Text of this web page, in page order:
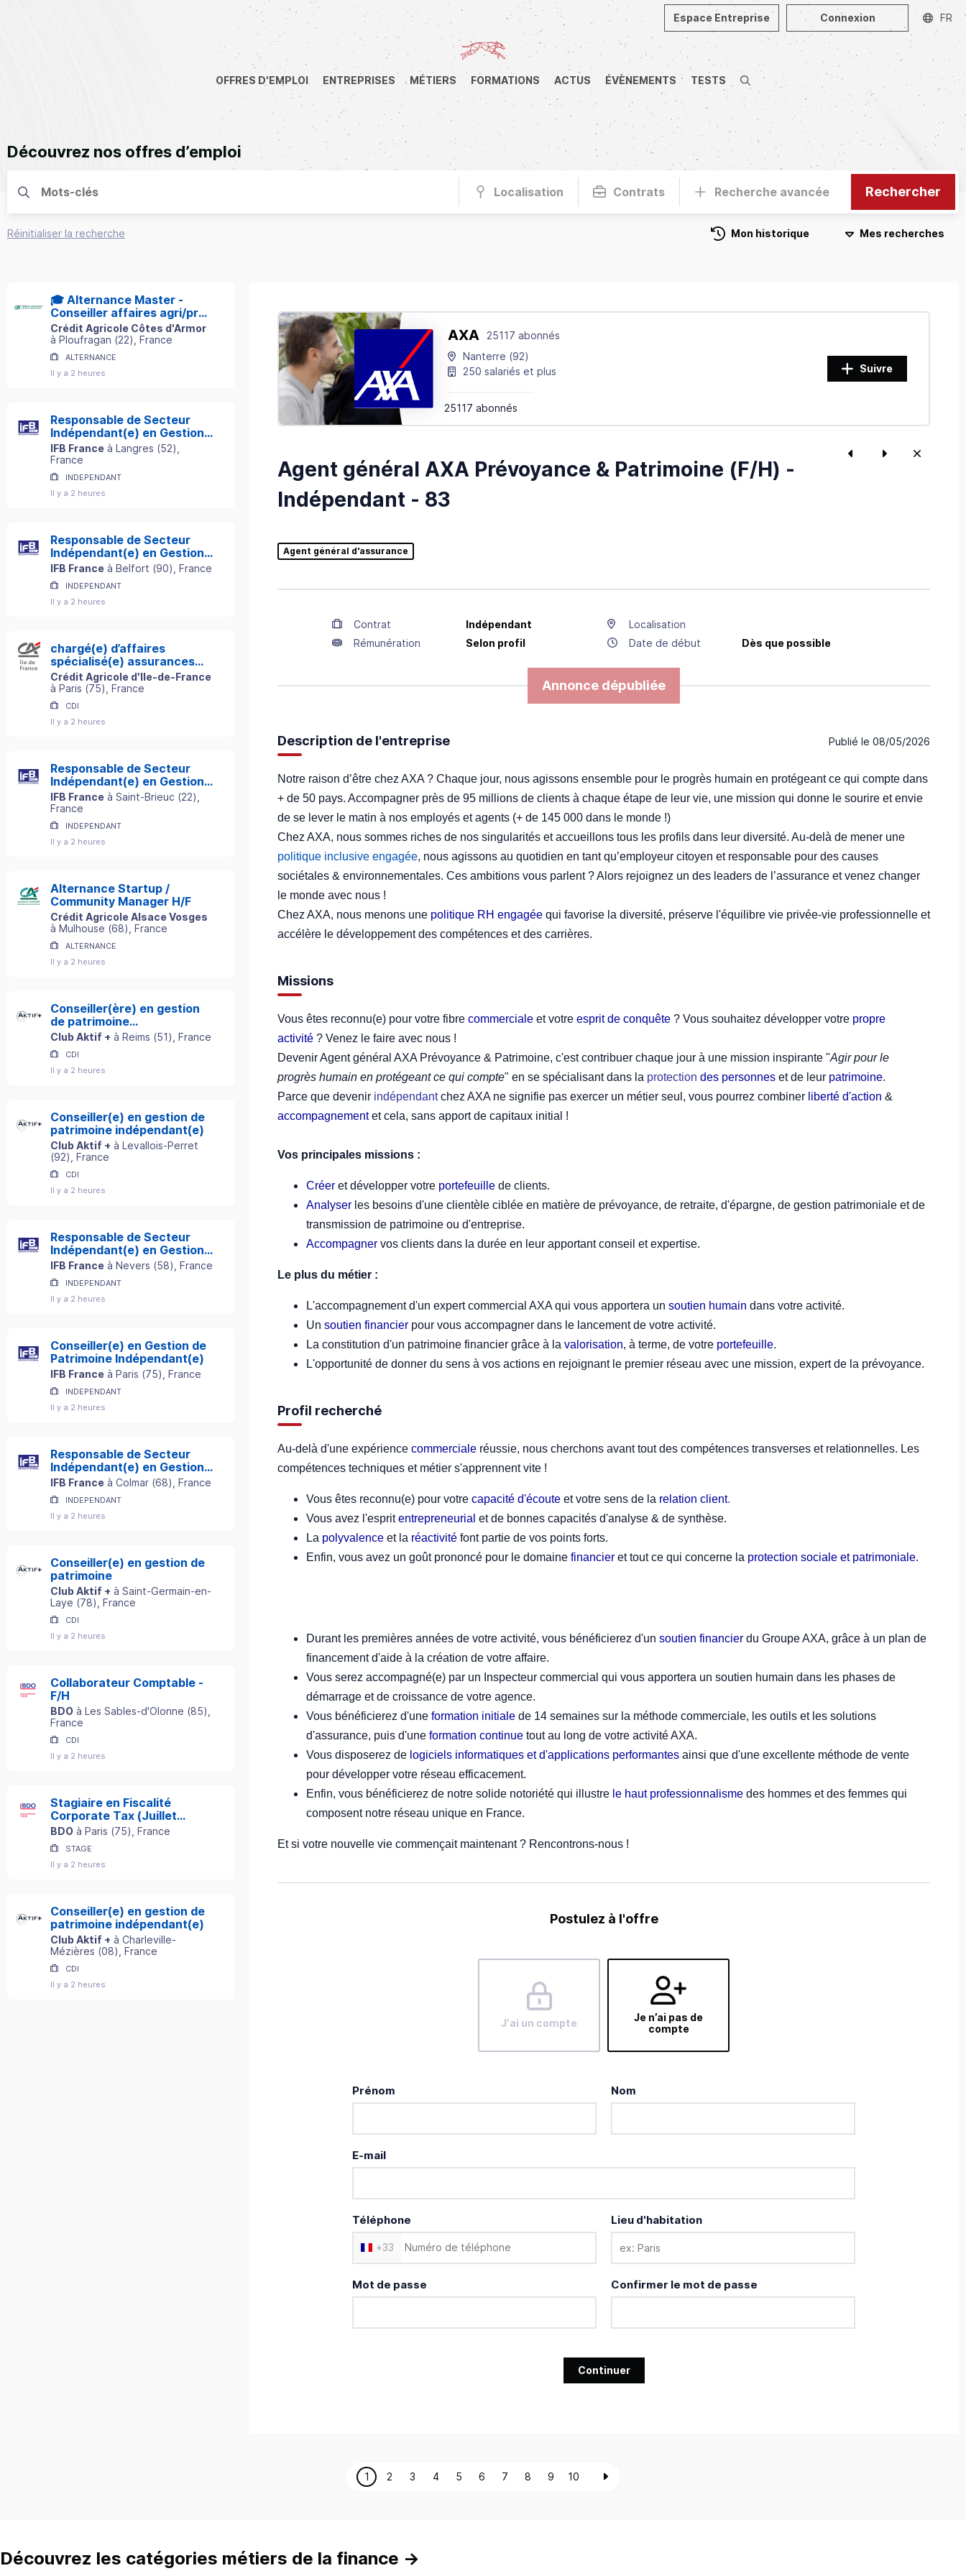
OFFRES D'EMPLOI ENTREPRISES MÉTIERS FORMATIONS ACTUS ÉVÈNEMENTS TESTS Recherche
Espace Entreprise Connexion FR
Découvrez nos offres d’emploi
Localisation Contrats Recherche avancée Rechercher
Réinitialiser la recherche Mon historique Mes recherches
🎓 Alternance Master -
Conseiller affaires agri/pro
H/F
Crédit Agricole Côtes d'Armor
à Ploufragan (22) , France
ALTERNANCE
Il y a 2 heures
Responsable de Secteur
Indépendant(e) en Gestion
de Patrimoine
IFB France à Langres (52)
France
INDEPENDANT
Il y a 2 heures
Responsable de Secteur
Indépendant(e) en Gestion
de Patrimoine
IFB France à Belfort (90) , France
INDEPENDANT
Il y a 2 heures
chargé(e) d’affaires
spécialisé(e) assurances
professionnelles h/f
Crédit Agricole d'Ile-de-France
à Paris (75) , France
CDI
Il y a 2 heures
Responsable de Secteur
Indépendant(e) en Gestion
de Patrimoine
IFB France à Saint-Brieuc (22)
France
INDEPENDANT
Il y a 2 heures
Alternance Startup /
Community Manager H/F
Crédit Agricole Alsace Vosges
à Mulhouse (68) , France
ALTERNANCE
Il y a 2 heures
Conseiller(ère) en gestion
de patrimoine
indépendant(e)
Club Aktif + à Reims (51) , France
CDI
Il y a 2 heures
Conseiller(e) en gestion de
patrimoine indépendant(e)
Club Aktif + à Levallois-Perret
(92) , France
CDI
Il y a 2 heures
Responsable de Secteur
Indépendant(e) en Gestion
de Patrimoine
IFB France à Nevers (58) , France
INDEPENDANT
Il y a 2 heures
Conseiller(e) en Gestion de
Patrimoine Indépendant(e)
IFB France à Paris (75) , France
INDEPENDANT
Il y a 2 heures
Responsable de Secteur
Indépendant(e) en Gestion
de Patrimoine
IFB France à Colmar (68) , France
INDEPENDANT
Il y a 2 heures
Conseiller(e) en gestion de
patrimoine
Club Aktif + à Saint-Germain-en-
Laye (78) , France
CDI
Il y a 2 heures
Collaborateur Comptable -
F/H
BDO à Les Sables-d'Olonne (85)
France
CDI
Il y a 2 heures
Stagiaire en Fiscalité
Corporate Tax (Juillet
2027) - F/H
BDO à Paris (75) , France
STAGE
Il y a 2 heures
Conseiller(e) en gestion de
patrimoine indépendant(e)
Club Aktif + à Charleville-
Mézières (08) , France
CDI
Il y a 2 heures
AXA
25117 abonnés
Nanterre (92)
250 salariés et plus
25117 abonnés
Suivre
Agent général AXA Prévoyance & Patrimoine (F/H) -
Indépendant - 83
Agent général d'assurance
Contrat Indépendant
Localisation
Rémunération
Selon profil Date de début Dès que possible
Annonce dépubliée
Publié le 08/05/2026
Description de l'entreprise
Notre raison d’être chez AXA ? Chaque jour, nous agissons ensemble pour le progrès humain en protégeant ce qui compte dans
+ de 50 pays. Accompagner près de 95 millions de clients à chaque étape de leur vie, une mission qui donne le sourire et envie
de se lever le matin à nos employés et agents (+ de 145 000 dans le monde !)
Chez AXA, nous sommes riches de nos singularités et accueillons tous les profils dans leur diversité. Au-delà de mener une
politique inclusive engagée, nous agissons au quotidien en tant qu’employeur citoyen et responsable pour des causes
sociétales & environnementales. Ces ambitions vous parlent ? Alors rejoignez un des leaders de l’assurance et venez changer
le monde avec nous !
Chez AXA, nous menons une politique RH engagée qui favorise la diversité, préserve l'équilibre vie privée-vie professionnelle et
accélère le développement des compétences et des carrières.
Missions
Vous êtes reconnu(e) pour votre fibre commerciale et votre esprit de conquête ? Vous souhaitez développer votre propre
activité ? Venez le faire avec nous !
Devenir Agent général AXA Prévoyance & Patrimoine, c'est contribuer chaque jour à une mission inspirante "Agir pour le
progrès humain en protégeant ce qui compte" en se spécialisant dans la protection des personnes et de leur patrimoine.
Parce que devenir indépendantchez AXA ne signifie pas exercer un métier seul, vous pourrez combiner liberté d'action &
accompagnementet cela, sans apport de capitaux initial !
Vos principales missions :
Créer et développer votre portefeuille de clients.
Analyser les besoins d'une clientèle ciblée en matière de prévoyance, de retraite, d'épargne, de gestion patrimoniale et de
transmission de patrimoine ou d'entreprise.
Accompagner vos clients dans la durée en leur apportant conseil et expertise.
Le plus du métier :
L'accompagnement d'un expert commercial AXA qui vous apportera un soutien humain dans votre activité.
Un soutien financier pour vous accompagner dans le lancement de votre activité.
La constitution d'un patrimoine financier grâce à la valorisation, à terme, de votre portefeuille.
L'opportunité de donner du sens à vos actions en rejoignant le premier réseau avec une mission, expert de la prévoyance.
Profil recherché
Au-delà d'une expérience commerciale réussie, nous cherchons avant tout des compétences transverses et relationnelles. Les
compétences techniques et métier s'apprennent vite !
Vous êtes reconnu(e) pour votre capacité d'écoute et votre sens de la relation client.
Vous avez l'espritentrepreneurial et de bonnes capacités d'analyse & de synthèse.
La polyvalence et la réactivité font partie de vos points forts.
Enfin, vous avez un goût prononcé pour le domaine financier et tout ce qui concerne la protection sociale et patrimoniale.
Durant les premières années de votre activité, vous bénéficierez d'un soutien financier du Groupe AXA, grâce à un plan de
financement d'aide à la création de votre affaire.
Vous serez accompagné(e) par un Inspecteur commercial qui vous apportera un soutien humain dans les phases de
démarrage et de croissance de votre agence.
Vous bénéficierez d'une formation initiale de 14 semaines sur la méthode commerciale, les outils et les solutions
d'assurance, puis d'une formation continue tout au long de votre activité AXA.
Vous disposerez de logiciels informatiques et d'applications performantes ainsi que d'une excellente méthode de vente
pour développer votre réseau efficacement.
Enfin, vous bénéficierez de notre solide notoriété qui illustre le haut professionnalisme des hommes et des femmes qui
composent notre réseau unique en France.
Et si votre nouvelle vie commençait maintenant ? Rencontrons-nous !
Postulez à l'offre
J'ai un compte
Je n’ai pas de
compte
Prénom Nom
E-mail
Téléphone
+33
Lieu d'habitation
Mot de passe Confirmer le mot de passe
Continuer
1 2 3 4 5 6 7 8 9 10
Découvrez les catégories métiers de la finance →